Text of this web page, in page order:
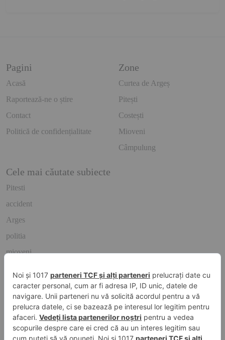
Pagini
Acasă
Raportează-ne o știre
Contact
Politică de confidențialitate
Zone
Curtea de Argeș
Pitești
Costești
Mioveni
Câmpulung
Cele mai căutate subiecte
Pitesti
accident
Arges
politia
mioveni
Caută rapid știrile care te interesează
Găsește cele mai recente știri, evenimente și subiecte de interes din
orașul tău. Introdu un cuvânt-cheie și descoperă informațiile de
care ai nevoie!